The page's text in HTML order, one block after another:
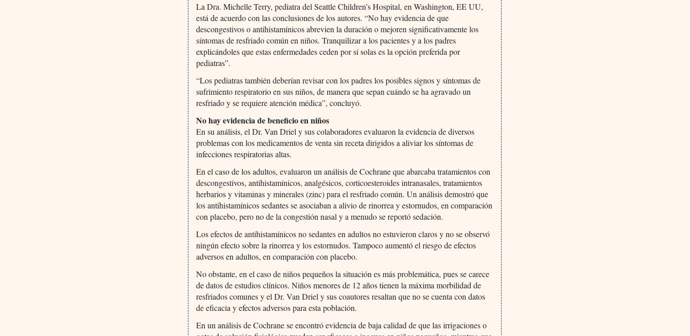
La Dra. Michelle Terry, pediatra del Seattle Children’s Hospital, en Washington, EE UU,
está de acuerdo con las conclusiones de los autores. “No hay evidencia de que
descongestivos o antihistamínicos abrevien la duración o mejoren significativamente los
síntomas de resfriado común en niños. Tranquilizar a los pacientes y a los padres
explicándoles que estas enfermedades ceden por sí solas es la opción preferida por
pediatras”.
“Los pediatras también deberían revisar con los padres los posibles signos y síntomas de
sufrimiento respiratorio en sus niños, de manera que sepan cuándo se ha agravado un
resfriado y se requiere atención médica”, concluyó.
No hay evidencia de beneficio en niños
En su análisis, el Dr. Van Driel y sus colaboradores evaluaron la evidencia de diversos
problemas con los medicamentos de venta sin receta dirigidos a aliviar los síntomas de
infecciones respiratorias altas.
En el caso de los adultos, evaluaron un análisis de Cochrane que abarcaba tratamientos con
descongestivos, antihistamínicos, analgésicos, corticoesteroides intranasales, tratamientos
herbarios y vitaminas y minerales (zinc) para el resfriado común. Un análisis demostró que
los antihistamínicos sedantes se asociaban a alivio de rinorrea y estornudos, en comparación
con placebo, pero no de la congestión nasal y a menudo se reportó sedación.
Los efectos de antihistamínicos no sedantes en adultos no estuvieron claros y no se observó
ningún efecto sobre la rinorrea y los estornudos. Tampoco aumentó el riesgo de efectos
adversos en adultos, en comparación con placebo.
No obstante, en el caso de niños pequeños la situación es más problemática, pues se carece
de datos de estudios clínicos. Niños menores de 12 años tienen la máxima morbilidad de
resfriados comunes y el Dr. Van Driel y sus coautores resaltan que no se cuenta con datos
de eficacia y efectos adversos para esta población.
En un análisis de Cochrane se encontró evidencia de baja calidad de que las irrigaciones o